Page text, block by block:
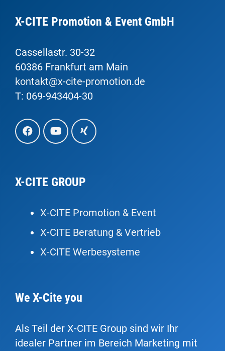
X-CITE Promotion & Event GmbH
Cassellastr. 30-32
60386 Frankfurt am Main
kontakt@x-cite-promotion.de
T: 069-943404-30
X-CITE GROUP
X-CITE Promotion & Event
X-CITE Beratung & Vertrieb
X-CITE Werbesysteme
We X-Cite you
Als Teil der X-CITE Group sind wir Ihr
idealer Partner im Bereich Marketing mit